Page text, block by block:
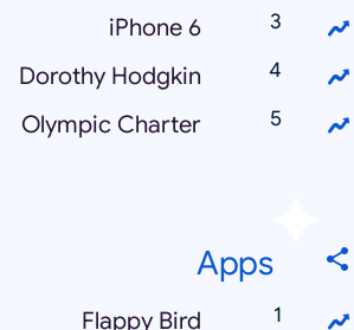
iPhone 6
Dorothy Hodgkin
Olympic Charter
Apps
Flappy Bird